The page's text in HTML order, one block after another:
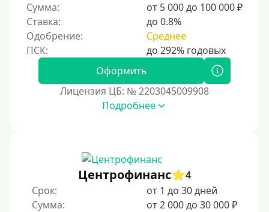
40000 руб
50000 руб
60000 руб
80000 руб
300000 руб
Сумма:
от 5 000 до 100 000 ₽
Ставка:
до 0.8%
Одобрение:
Среднее
Оформить
Лицензия ЦБ: № 2203045009908
Подробнее
Центрофинанс
4
Срок:
от 1 до 30 дней
Сумма:
от 2 000 до 30 000 ₽